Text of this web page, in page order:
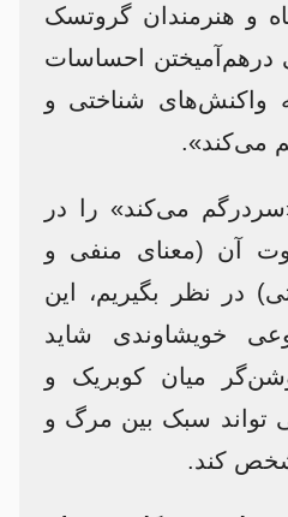
و هنرمندان گروتسک
احساسات
واکنش‌های شناختی و
می‌کند».
می‌کند» را در
آن (معنای منفی و
در نظر بگیریم، این
خویشاوندی شاید
میان کوبریک و
سبک بین مرگ و
کند.